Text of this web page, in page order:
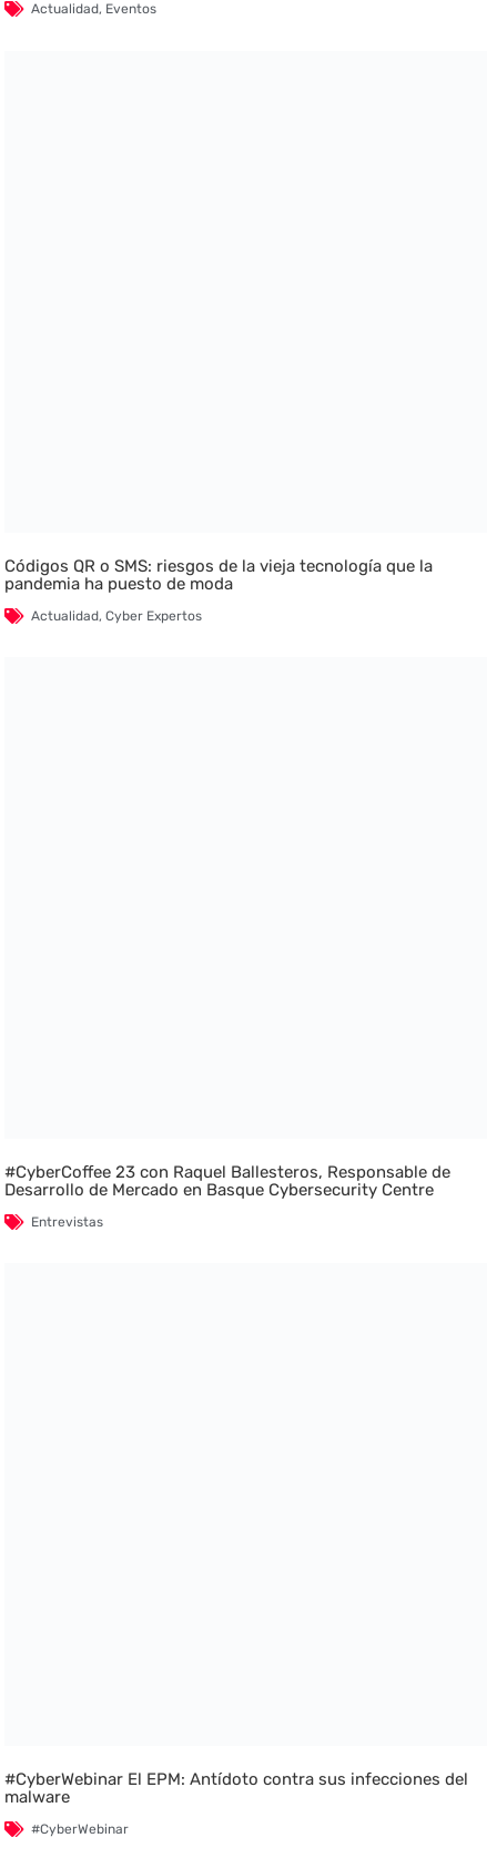
Actualidad, Eventos
Códigos QR o SMS: riesgos de la vieja tecnología que la
pandemia ha puesto de moda
Actualidad,Cyber Expertos
#CyberCoffee 23 con Raquel Ballesteros, Responsable de
Desarrollo de Mercado en Basque Cybersecurity Centre
Entrevistas
#CyberWebinar El EPM: Antídoto contra sus infecciones del
malware
#CyberWebinar